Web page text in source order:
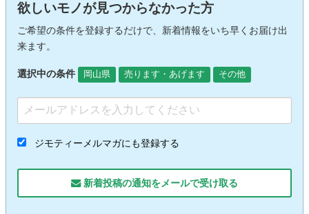
欲しいモノが見つからなかった方
ご希望の条件を登録するだけで、新着情報をいち早くお届け出
来ます。
選択中の条件 岡山県 売ります・あげます その他
ジモティーメルマガにも登録する
新着投稿の通知をメールで受け取る